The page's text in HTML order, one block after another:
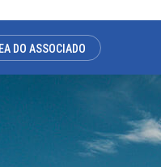
DO ASSOCIADO